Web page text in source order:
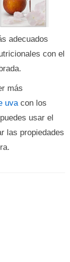
adecuados
con el
más
uvacon los
usar el
las propiedades